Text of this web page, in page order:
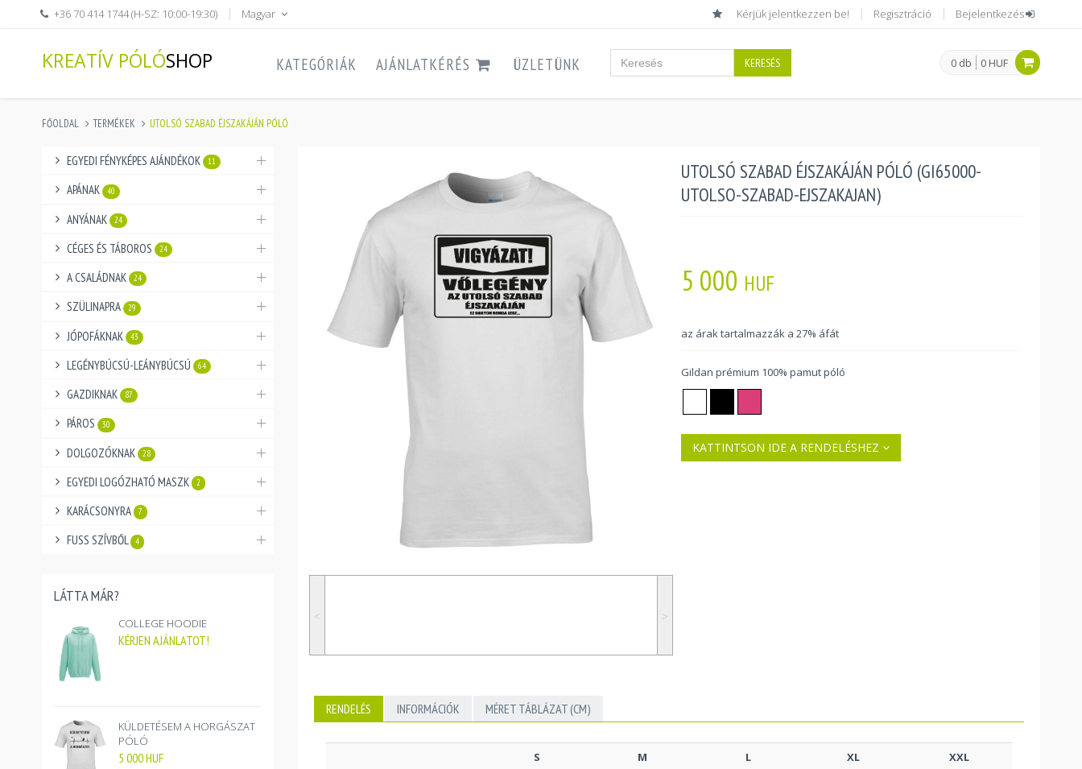
+36 70 414 1744 (H-SZ: 10:00-19:30) Magyar Kérjük jelentkezzen be! Regisztráció Bejelentkezés
KREATÍV PÓLÓSHOP 0 db 0 HUF
KATEGÓRIÁK AJÁNLATKÉRÉS ÜZLETÜNK KERESÉS
FŐOLDAL TERMÉKEK UTOLSÓ SZABAD ÉJSZAKÁJÁN PÓLÓ
EGYEDI FÉNYKÉPES AJÁNDÉKOK 11
APÁNAK 40
ANYÁNAK 24
CÉGES ÉS TÁBOROS 24
A CSALÁDNAK 24
SZÜLINAPRA 29
JÓPOFÁKNAK 43
LEGÉNYBÚCSÚ-LEÁNYBÚCSÚ 64
GAZDIKNAK 87
PÁROS 30
DOLGOZÓKNAK 28
EGYEDI LOGÓZHATÓ MASZK 2
KARÁCSONYRA 7
FUSS SZÍVBŐL 4
LÁTTA MÁR?
COLLEGE HOODIE
KÉRJEN AJÁNLATOT!
KÜLDETÉSEM A HORGÁSZAT
PÓLÓ
5 000HUF
˂ ˃
UTOLSÓ SZABAD ÉJSZAKÁJÁN PÓLÓ (GI65000-
UTOLSO-SZABAD-EJSZAKAJAN)
5 000 HUF
az árak tartalmazzák a 27% áfát
Gildan prémium 100% pamut póló
KATTINTSON IDE A RENDELÉSHEZ
RENDELÉS INFORMÁCIÓK MÉRET TÁBLÁZAT (CM)
S M L XL XXL